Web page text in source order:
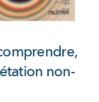
non-